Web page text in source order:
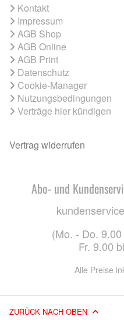
Kontakt
Impressum
AGB Shop
AGB Online
AGB Print
Datenschutz
Cookie-Manager
Nutzungsbedingungen
Verträge hier kündigen
Vertrag widerrufen
Abo- und
(Mo. - Do.
Fr. 9.00
Alle Preise
ZURÜCK NACH OBEN